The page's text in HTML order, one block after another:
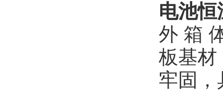
电池
外 箱
板基材
牢固，